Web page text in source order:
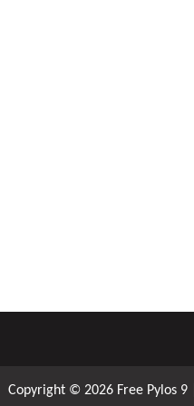
Copyright © 2026 Free Pylos 9